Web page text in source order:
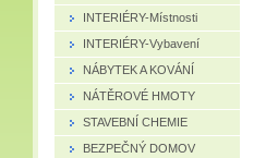
INTERIÉRY-Místnosti
INTERIÉRY-Vybavení
NÁBYTEK A KOVÁNÍ
NÁTĚROVÉ HMOTY
STAVEBNÍ CHEMIE
BEZPEČNÝ DOMOV